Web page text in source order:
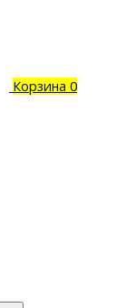
Корзина 0